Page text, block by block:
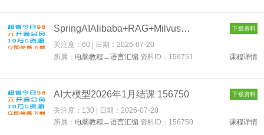
SpringAIAlibaba+RAG+Milvus传统应用升级项目实战 156751 下载资料
关注度：60 | 日期：2026-07-20
所属： 电脑教程 →语言汇编 资料ID：156751 课程详情
AI大模型2026年1月结课 156750 下载资料
关注度：130 | 日期： 2026-07-20
所属： 电脑教程 →语言汇编 资料ID：156750 课程详情